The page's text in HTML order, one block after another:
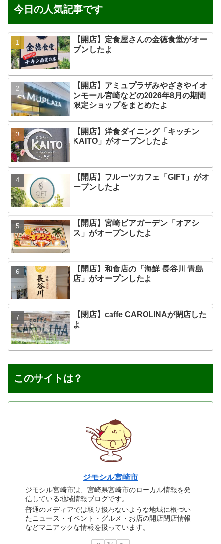
今日の人気記事です
【開店】定食屋さんの金徳食堂がオー
プンしたよ
【開店】アミュプラザみやざきやイオ
ンモール宮崎などの2026年8月の期間
限定ショップをまとめたよ
【開店】洋食ダイニング「キッチン
KAITO」がオープンしたよ
【開店】フルーツカフェ「GIFT」がオ
ープンしたよ
【開店】宮崎ビアガーデン「オアシ
ス」がオープンしたよ
【開店】和食店の「海鮮 長谷川 青島
店」がオープンしたよ
【閉店】caffe CAROLINAが閉店した
よ
このサイトは？
ジモシル宮崎市
ジモシル宮崎市は、宮崎県宮崎市のローカル情報を発
信している地域情報ブログです。
普通のメディアでは取り扱わないような地域に根づい
たニュース・イベント・グルメ・お店の開店閉店情報
などマニアックな情報を扱っています。